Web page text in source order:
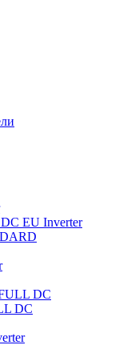
EU Inverter
DC
DC